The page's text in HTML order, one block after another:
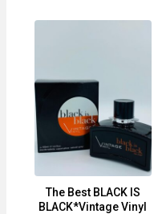
The Best BLACK IS
BLACK*Vintage Vinyl